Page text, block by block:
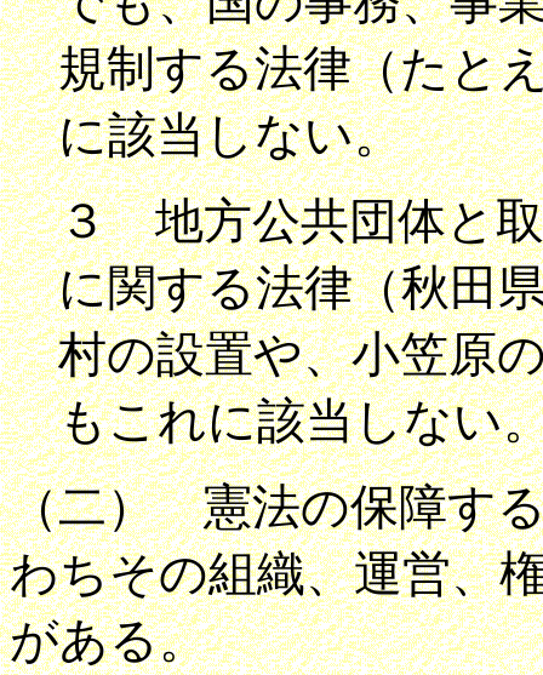
規制する法律（たと
に該当しない。
３ 地方公共団体と
に関する法律（秋田
村の設置や、小笠原
もこれに該当しない
（二） 憲法の保障す
わちその組織、運営、
がある。